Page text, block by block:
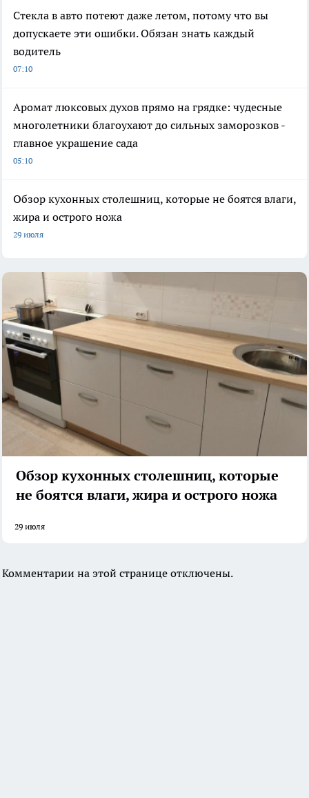
Стекла в авто потеют даже летом, потому что вы
допускаете эти ошибки. Обязан знать каждый
водитель
07:10
Аромат люксовых духов прямо на грядке: чудесные
многолетники благоухают до сильных заморозков -
главное украшение сада
05:10
Обзор кухонных столешниц, которые не боятся влаги,
жира и острого ножа
29 июля
Обзор кухонных столешниц, которые
не боятся влаги, жира и острого ножа
29 июля
Комментарии на этой странице отключены.